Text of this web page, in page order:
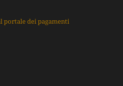
portale dei pagamenti